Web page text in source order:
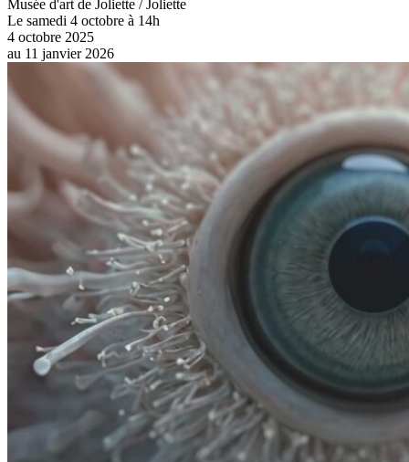
Musée d'art de Joliette / Joliette
Le samedi 4 octobre à 14h
4 octobre 2025
au 11 janvier 2026